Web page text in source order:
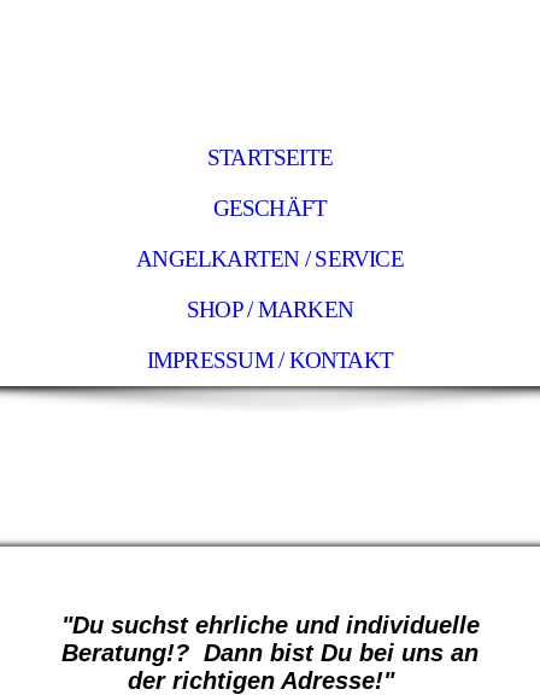
STARTSEITE
GESCHÄFT
ANGELKARTEN / SERVICE
SHOP / MARKEN
IMPRESSUM / KONTAKT
"Du suchst ehrliche und individuelle
Beratung!? Dann bist Du bei uns an
der richtigen Adresse!"